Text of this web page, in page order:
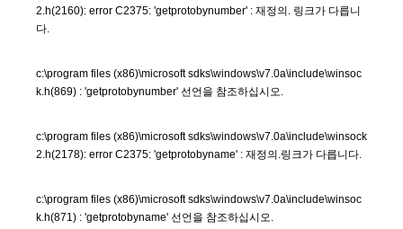
2.h(2160): error C2375: 'getprotobynumber' : 재정의. 링크가 다릅니
다.
c:\program files (x86)\microsoft sdks\windows\v7.0a\include\winsoc
k.h(869) : 'getprotobynumber' 선언을 참조하십시오.
c:\program files (x86)\microsoft sdks\windows\v7.0a\include\winsock
2.h(2178): error C2375: 'getprotobyname' : 재정의.링크가 다릅니다.
c:\program files (x86)\microsoft sdks\windows\v7.0a\include\winsoc
k.h(871) : 'getprotobyname' 선언을 참조하십시오.